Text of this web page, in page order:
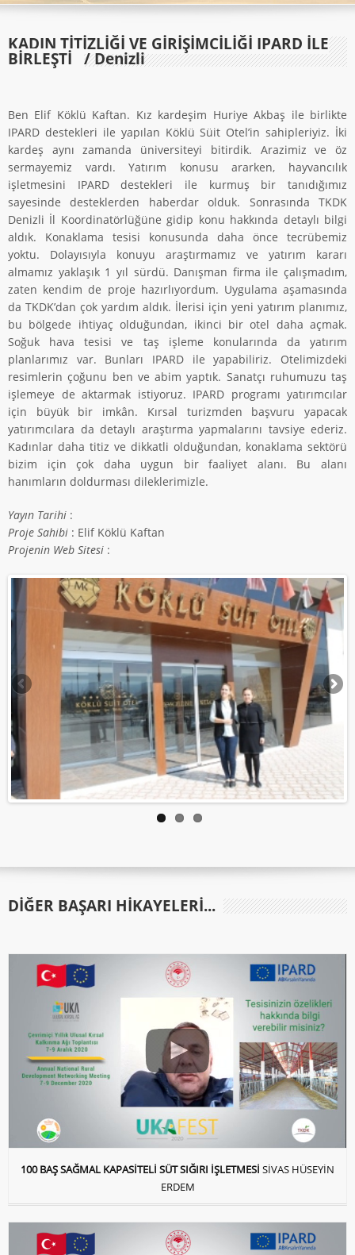
KADIN TITIZLIĞI VE GIRIŞIMCILIĞI IPARD İLE
BIRLEŞTI / Denizli
Ben Elif Köklü Kaftan. Kız kardeşim Huriye Akbaş ile birlikte
IPARD destekleri ile yapılan Köklü Süit Otel’in sahipleriyiz. İki
kardeş aynı zamanda üniversiteyi bitirdik. Arazimiz ve öz
sermayemiz vardı. Yatırım konusu ararken, hayvancılık
işletmesini IPARD destekleri ile kurmuş bir tanıdığımız
sayesinde desteklerden haberdar olduk. Sonrasında TKDK
Denizli İl Koordinatörlüğüne gidip konu hakkında detaylı bilgi
aldık. Konaklama tesisi konusunda daha önce tecrübemiz
yoktu. Dolayısıyla konuyu araştırmamız ve yatırım kararı
almamız yaklaşık 1 yıl sürdü. Danışman firma ile çalışmadım,
zaten kendim de proje hazırlıyordum. Uygulama aşamasında
da TKDK’dan çok yardım aldık. İlerisi için yeni yatırım planımız,
bu bölgede ihtiyaç olduğundan, ikinci bir otel daha açmak.
Soğuk hava tesisi ve taş işleme konularında da yatırım
planlarımız var. Bunları IPARD ile yapabiliriz. Otelimizdeki
resimlerin çoğunu ben ve abim yaptık. Sanatçı ruhumuzu taş
işlemeye de aktarmak istiyoruz. IPARD programı yatırımcılar
için büyük bir imkân. Kırsal turizmden başvuru yapacak
yatırımcılara da detaylı araştırma yapmalarını tavsiye ederiz.
Kadınlar daha titiz ve dikkatli olduğundan, konaklama sektörü
bizim için çok daha uygun bir faaliyet alanı. Bu alanı
hanımların doldurması dileklerimizle.
Yayın Tarihi :
Proje Sahibi : Elif Köklü Kaftan
Projenin Web Sitesi :
DIĞER BAŞARI HIKAYELERI...
100 BAŞ SAĞMAL KAPASİTELİ SÜT SIĞIRI İŞLETMESİ SİVAS HÜSEYİN
ERDEM